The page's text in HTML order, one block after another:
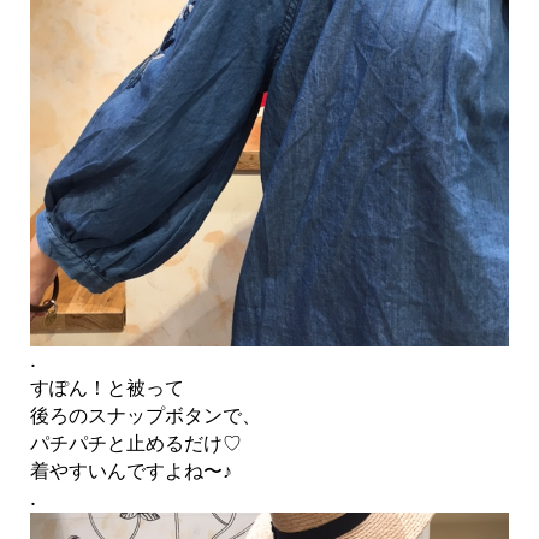
.
すぽん！と被って
後ろのスナップボタンで、
パチパチと止めるだけ♡
着やすいんですよね〜♪
.